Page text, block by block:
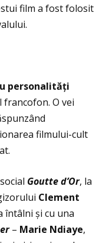
film a fost folosit
personalităţi
O vei
filmului-cult
Goutte d’Or, la
Clement
întâlni și cu una
– Marie Ndiaye,